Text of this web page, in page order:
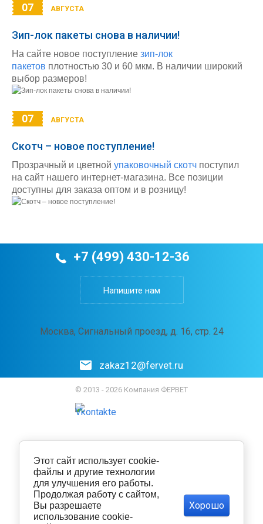
07 АВГУСТА
Зип-лок пакеты снова в наличии!
На сайте новое поступление зип-лок
пакетов плотностью 30 и 60 мкм. В наличии широкий
выбор размеров!
07 АВГУСТА
Скотч – новое поступление!
Прозрачный и цветной упаковочный скотч поступил
на сайт нашего интернет-магазина. Все позиции
доступны для заказа оптом и в розницу!
+7 (499) 430-12-36
Напишите нам
Москва, Сигнальный проезд, д. 16, стр. 24
zakaz12@fervet.ru
© 2013 - 2026 Компания ФЕРВЕТ
Этот сайт использует cookie-
файлы и другие технологии
для улучшения его работы.
Продолжая работу с сайтом,
Вы разрешаете
использование cookie-
Хорошо